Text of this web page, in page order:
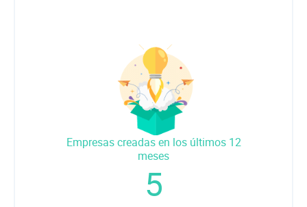
Empresas creadas en los últimos 12
meses
5